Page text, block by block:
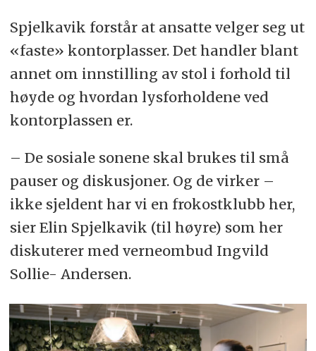
Spjelkavik forstår at ansatte velger seg ut
«faste» kontorplasser. Det handler blant
annet om innstilling av stol i forhold til
høyde og hvordan lysforholdene ved
kontorplassen er.
– De sosiale sonene skal brukes til små
pauser og diskusjoner. Og de virker –
ikke sjeldent har vi en frokostklubb her,
sier Elin Spjelkavik (til høyre) som her
diskuterer med verneombud Ingvild
Sollie- Andersen.